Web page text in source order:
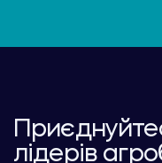
лідерів